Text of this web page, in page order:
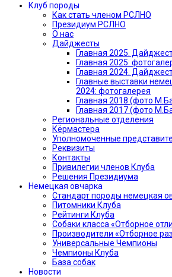
Клуб породы
Как стать членом РСЛНО
Президиум РСЛНО
О нас
Дайджесты
Главная 2025.
Главная 2025:
Главная 2024.
Главные выставки
2024: фотогалерея
Главная 2018 (фото
Главная 2017 (фото
Региональные отделения
Кёрмастера
Уполномоченные
Реквизиты
Контакты
Привилегии членов Клуба
Решения Президиума
Немецкая овчарка
Стандарт породы немецкая
Питомники Клуба
Рейтинги Клуба
Собаки класса «Отборное
Производители «Отборное
Универсальные Чемпионы
Чемпионы Клуба
База собак
Новости